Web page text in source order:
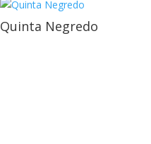
Quinta Negredo